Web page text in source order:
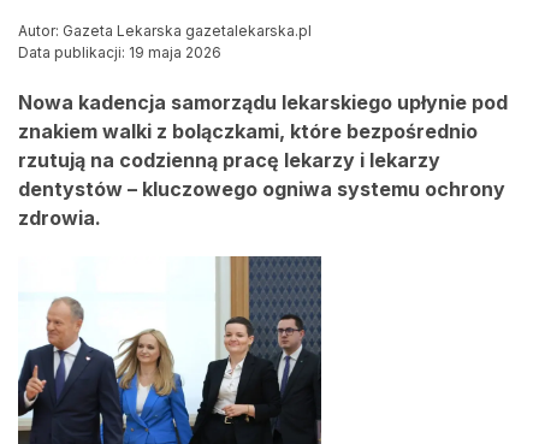
Autor: Gazeta Lekarska gazetalekarska.pl
Data publikacji: 19 maja 2026
Nowa kadencja samorządu lekarskiego upłynie pod
znakiem walki z bolączkami, które bezpośrednio
rzutują na codzienną pracę lekarzy i lekarzy
dentystów – kluczowego ogniwa systemu ochrony
zdrowia.